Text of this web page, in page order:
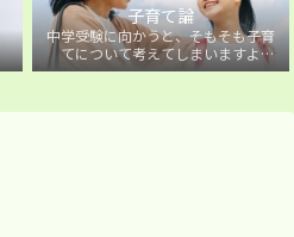
子育て論
中学受験に向かうと、そもそも子育
てについて考えてしまいますよ
ね・・・。中学受験に向かうお子様